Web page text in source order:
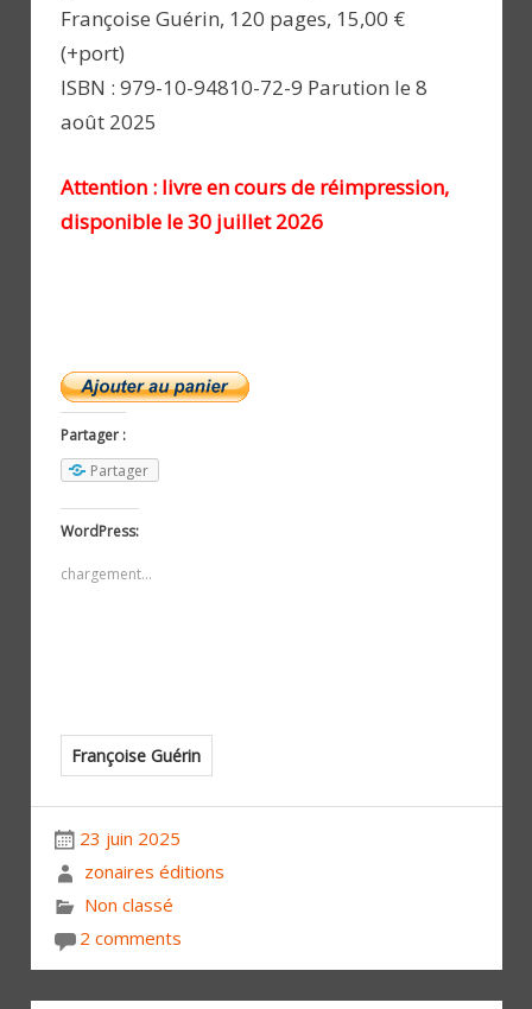
Françoise Guérin, 120 pages, 15,00 €
(+port)
ISBN : 979-10-94810-72-9 Parution le 8
août 2025
Attention : livre en cours de réimpression,
disponible le 30 juillet 2026
Partager :
Partager
WordPress:
chargement…
Françoise Guérin
23 juin 2025
zonaires éditions
Non classé
2 comments